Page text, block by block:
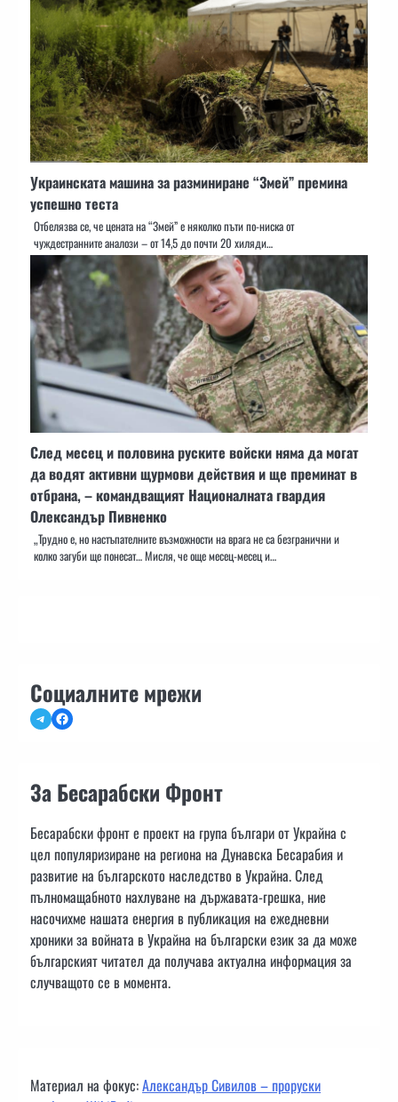
Украинската машина за разминиране “Змей” премина
успешно теста
Отбелязва се, че цената на “Змей” е няколко пъти по-ниска от
чуждестранните аналози – от 14,5 до почти 20 хиляди…
След месец и половина руските войски няма да могат
да водят активни щурмови действия и ще преминат в
отбрана, – командващият Националната гвардия
Олександър Пивненко
„Трудно е, но настъпателните възможности на врага не са безгранични и
колко загуби ще понесат… Мисля, че още месец-месец и…
Социалните мрежи
TelegramFacebook
За Бесарабски Фронт
Бесарабски фронт е проект на група българи от Украйна с
цел популяризиране на региона на Дунавска Бесарабия и
развитие на българското наследство в Украйна. След
пълномащабното нахлуване на държавата-грешка, ние
насочихме нашата енергия в публикация на ежедневни
хроники за войната в Украйна на български език за да може
българският читател да получава актуална информация за
случващото се в момента.
Материал на фокус:Александър Сивилов – проруски